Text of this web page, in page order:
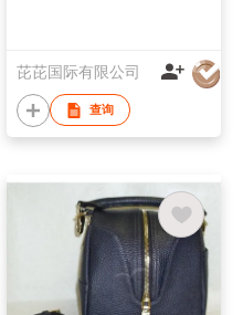
芘芘国际有限公司
查询